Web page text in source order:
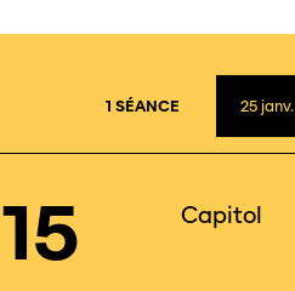
1 SÉANCE 25 janv.
Capitol